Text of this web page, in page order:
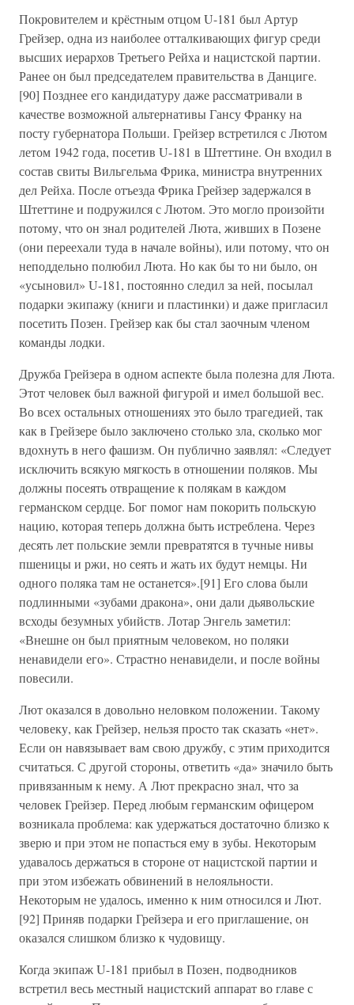
Покровителем и крёстным отцом U-181 был Артур
Грейзер, одна из наиболее отталкивающих фигур среди
высших иерархов Третьего Рейха и нацистской партии.
Ранее он был председателем правительства в Данциге.
[90] Позднее его кандидатуру даже рассматривали в
качестве возможной альтернативы Гансу Франку на
посту губернатора Польши. Грейзер встретился с Лютом
летом 1942 года, посетив U-181 в Штеттине. Он входил в
состав свиты Вильгельма Фрика, министра внутренних
дел Рейха. После отъезда Фрика Грейзер задержался в
Штеттине и подружился с Лютом. Это могло произойти
потому, что он знал родителей Люта, живших в Позене
(они переехали туда в начале войны), или потому, что он
неподдельно полюбил Люта. Но как бы то ни было, он
«усыновил» U-181, постоянно следил за ней, посылал
подарки экипажу (книги и пластинки) и даже пригласил
посетить Позен. Грейзер как бы стал заочным членом
команды лодки.
Дружба Грейзера в одном аспекте была полезна для Люта.
Этот человек был важной фигурой и имел большой вес.
Во всех остальных отношениях это было трагедией, так
как в Грейзере было заключено столько зла, сколько мог
вдохнуть в него фашизм. Он публично заявлял: «Следует
исключить всякую мягкость в отношении поляков. Мы
должны посеять отвращение к полякам в каждом
германском сердце. Бог помог нам покорить польскую
нацию, которая теперь должна быть истреблена. Через
десять лет польские земли превратятся в тучные нивы
пшеницы и ржи, но сеять и жать их будут немцы. Ни
одного поляка там не останется».[91] Его слова были
подлинными «зубами дракона», они дали дьявольские
всходы безумных убийств. Лотар Энгель заметил:
«Внешне он был приятным человеком, но поляки
ненавидели его». Страстно ненавидели, и после войны
повесили.
Лют оказался в довольно неловком положении. Такому
человеку, как Грейзер, нельзя просто так сказать «нет».
Если он навязывает вам свою дружбу, с этим приходится
считаться. С другой стороны, ответить «да» значило быть
привязанным к нему. А Лют прекрасно знал, что за
человек Грейзер. Перед любым германским офицером
возникала проблема: как удержаться достаточно близко к
зверю и при этом не попасться ему в зубы. Некоторым
удавалось держаться в стороне от нацистской партии и
при этом избежать обвинений в нелояльности.
Некоторым не удалось, именно к ним относился и Лют.
[92] Приняв подарки Грейзера и его приглашение, он
оказался слишком близко к чудовищу.
Когда экипаж U-181 прибыл в Позен, подводников
встретил весь местный нацистский аппарат во главе с